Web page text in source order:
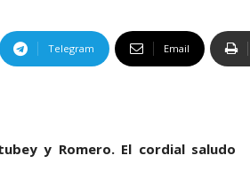
Telegram Email
y Romero. El cordial saludo